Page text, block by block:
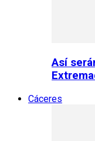
Así
Cáceres